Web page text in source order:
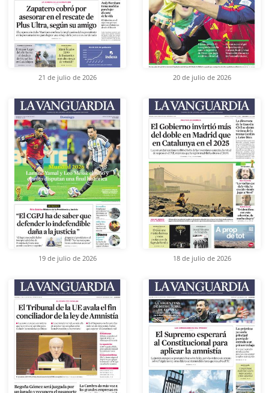
21 de julio de 2026 20 de julio de 2026
19 de julio de 2026 18 de julio de 2026